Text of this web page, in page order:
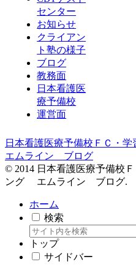
センター
お知らせ
クライアン
ト塾の様子
ブログ
教務面
日本看護医
療予備校
運営面
日本看護医療予備校ＦＣ・
エムライン ブログ
© 2014 日本看護医療予備校
ング エムライン ブログ.
ホーム
検索
トップ
サイドバー